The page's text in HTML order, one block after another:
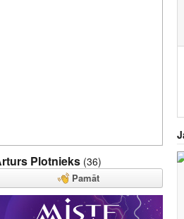
Plotnieks (36)
Pamāt